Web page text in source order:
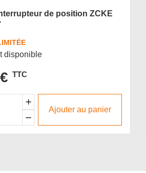
de position ZCKE
disponible
TTC
Ajouter au panier